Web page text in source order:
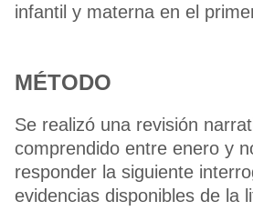
infantil y materna en el
MÉTODO
Se realizó una revisión
comprendido entre enero y
responder la siguiente
evidencias disponibles de la